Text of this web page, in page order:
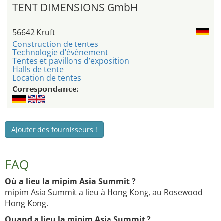
TENT DIMENSIONS GmbH
56642 Kruft
Construction de tentes
Technologie d’événement
Tentes et pavillons d’exposition
Halls de tente
Location de tentes
Correspondance:
Ajouter des fournisseurs !
FAQ
Où a lieu la mipim Asia Summit ?
mipim Asia Summit a lieu à Hong Kong, au Rosewood
Hong Kong.